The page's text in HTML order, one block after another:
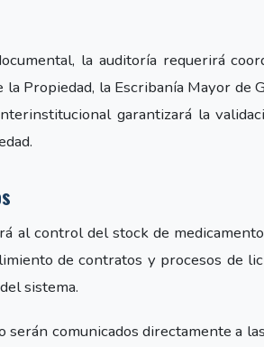
la auditoría requerirá
Propiedad, la Escribanía Mayor de
garantizará la
al control del stock de
de contratos y procesos de
sistema.
comunicados directamente a